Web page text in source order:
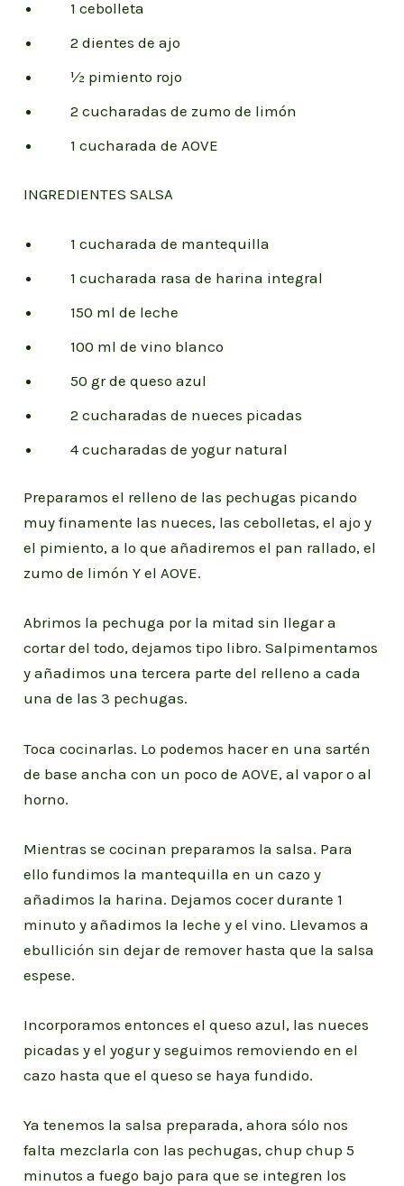
1 cebolleta
2 dientes de ajo
½ pimiento rojo
2 cucharadas de zumo de limón
1 cucharada de AOVE
INGREDIENTES SALSA
1 cucharada de mantequilla
1 cucharada rasa de harina integral
150 ml de leche
100 ml de vino blanco
50 gr de queso azul
2 cucharadas de nueces picadas
4 cucharadas de yogur natural
Preparamos el relleno de las pechugas picando
muy finamente las nueces, las cebolletas, el ajo y
el pimiento, a lo que añadiremos el pan rallado, el
zumo de limón Y el AOVE.
Abrimos la pechuga por la mitad sin llegar a
cortar del todo, dejamos tipo libro. Salpimentamos
y añadimos una tercera parte del relleno a cada
una de las 3 pechugas.
Toca cocinarlas. Lo podemos hacer en una sartén
de base ancha con un poco de AOVE, al vapor o al
horno.
Mientras se cocinan preparamos la salsa. Para
ello fundimos la mantequilla en un cazo y
añadimos la harina. Dejamos cocer durante 1
minuto y añadimos la leche y el vino. Llevamos a
ebullición sin dejar de remover hasta que la salsa
espese.
Incorporamos entonces el queso azul, las nueces
picadas y el yogur y seguimos removiendo en el
cazo hasta que el queso se haya fundido.
Ya tenemos la salsa preparada, ahora sólo nos
falta mezclarla con las pechugas, chup chup 5
minutos a fuego bajo para que se integren los